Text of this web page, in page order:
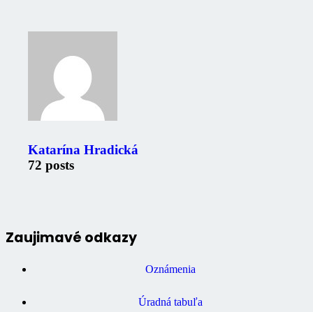
Katarína Hradická
72 posts
Zaujimavé odkazy
Oznámenia
Úradná tabuľa